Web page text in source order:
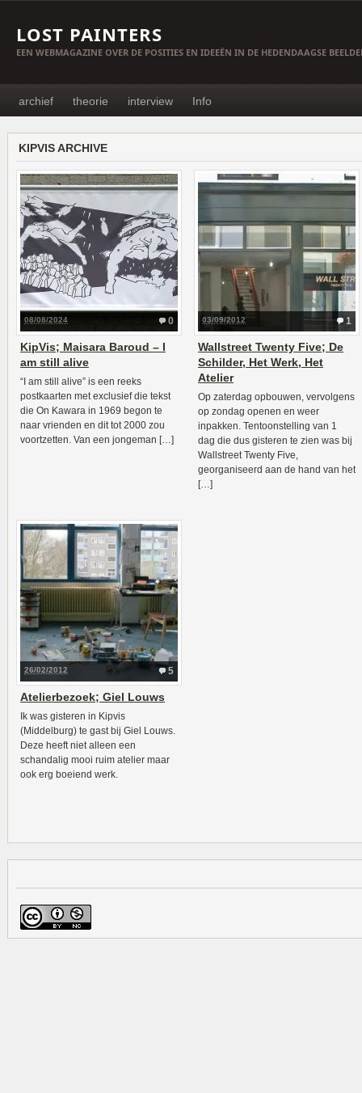
LOST PAINTERS
EEN WEBMAGAZINE OVER DE POSITIES EN IDEEËN IN DE HEDENDAAGSE
archief theorie interview Info
KIPVIS ARCHIVE
0
08/08/2024
KipVis; Maisara Baroud – I
am still alive
“I am still alive” is een reeks
postkaarten met exclusief die tekst
die On Kawara in 1969 begon te
naar vrienden en dit tot 2000 zou
voortzetten. Van een jongeman […]
1
03/09/2012
Wallstreet Twenty Five; De
Schilder, Het Werk, Het
Atelier
Op zaterdag opbouwen, vervolgens
op zondag openen en weer
inpakken. Tentoonstelling van 1
dag die dus gisteren te zien was bij
Wallstreet Twenty Five,
georganiseerd aan de hand van het
[…]
5
26/02/2012
Atelierbezoek; Giel Louws
Ik was gisteren in Kipvis
(Middelburg) te gast bij Giel Louws.
Deze heeft niet alleen een
schandalig mooi ruim atelier maar
ook erg boeiend werk.